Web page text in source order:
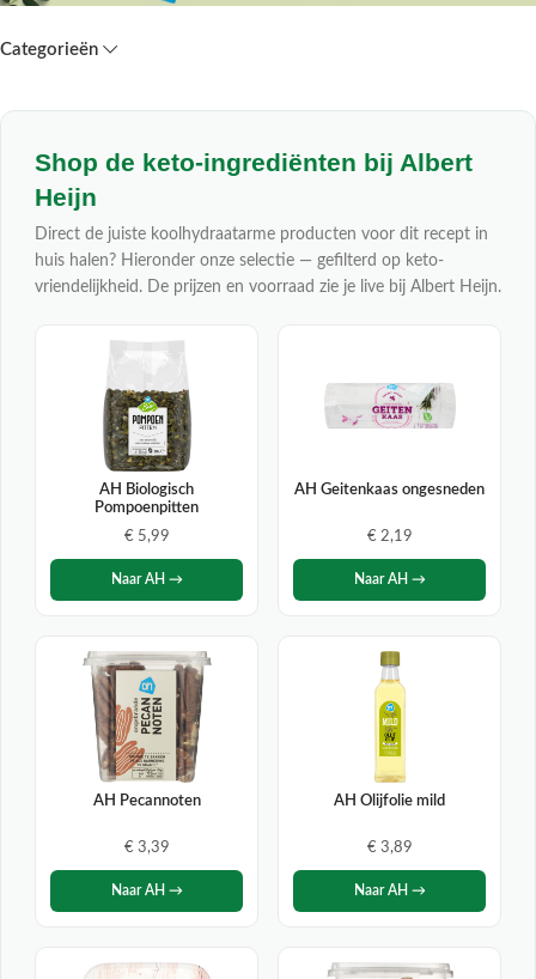
Categorieën
Shop de keto-ingrediënten bij Albert
Heijn
Direct de juiste koolhydraatarme producten voor dit recept in
huis halen? Hieronder onze selectie — gefilterd op keto-
vriendelijkheid. De prijzen en voorraad zie je live bij Albert Heijn.
AH Biologisch
Pompoenpitten
€ 5,99
Naar AH →
AH Geitenkaas ongesneden
€ 2,19
Naar AH →
AH Pecannoten
€ 3,39
Naar AH →
AH Olijfolie mild
€ 3,89
Naar AH →